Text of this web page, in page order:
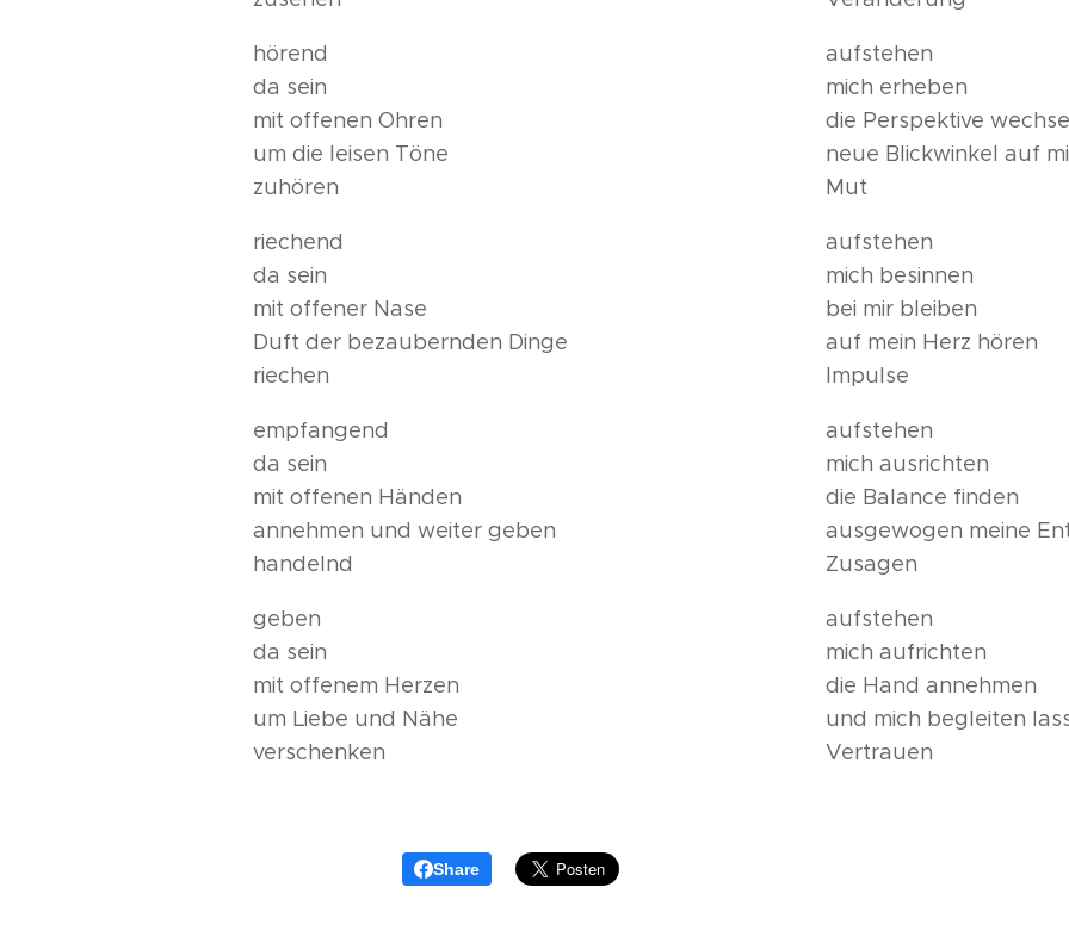
hörend
da sein
mit offenen Ohren
um die leisen Töne
zuhören
riechend
da sein
mit offener Nase
Duft der bezaubernden Dinge
riechen
empfangend
da sein
mit offenen Händen
annehmen und weiter geben
handelnd
geben
da sein
mit offenem Herzen
um Liebe und Nähe
verschenken
aufstehen
mich erheben
die Perspektive
neue Blickwinkel auf
Mut
aufstehen
mich besinnen
bei mir bleiben
auf mein Herz hören
Impulse
aufstehen
mich ausrichten
die Balance finden
ausgewogen meine
Zusagen
aufstehen
mich aufrichten
die Hand annehmen
und mich begleiten
Vertrauen
Share